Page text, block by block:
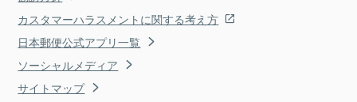
カスタマーハラスメントに関する考え方
日本郵便公式アプリ一覧
ソーシャルメディア
サイトマップ